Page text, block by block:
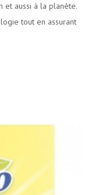
et aussi à la planète.
tout en assurant